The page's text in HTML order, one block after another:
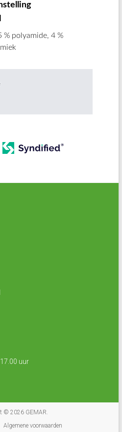
% polyamide, 4 %
uur
© 2026 GEMAR.
Algemene voorwaarden